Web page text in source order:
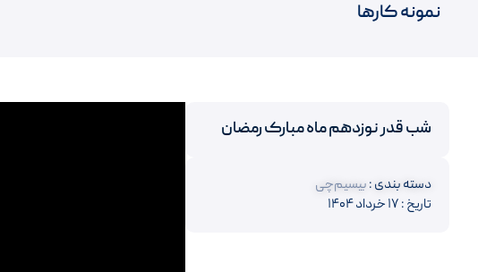
نمونه کارها
شب قدر نوزدهم ماه مبارک رمضان
دسته بندی :بیسیم‌چی
تاریخ : ۱۷ خرداد ۱۴۰۴